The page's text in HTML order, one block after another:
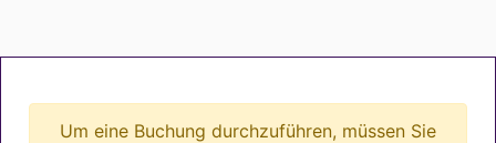
Um eine Buchung durchzuführen, müssen Sie